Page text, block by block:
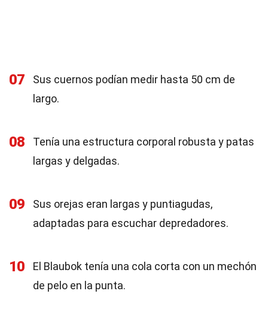
07
Sus cuernos podían medir hasta 50 cm de
largo.
08
Tenía una estructura corporal robusta y patas
largas y delgadas.
09
Sus orejas eran largas y puntiagudas,
adaptadas para escuchar depredadores.
10
El Blaubok tenía una cola corta con un mechón
de pelo en la punta.